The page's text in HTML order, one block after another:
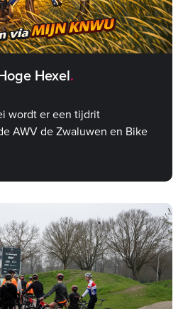
Hexel
wordt er een tijdrit
AWV de Zwaluwen en Bike